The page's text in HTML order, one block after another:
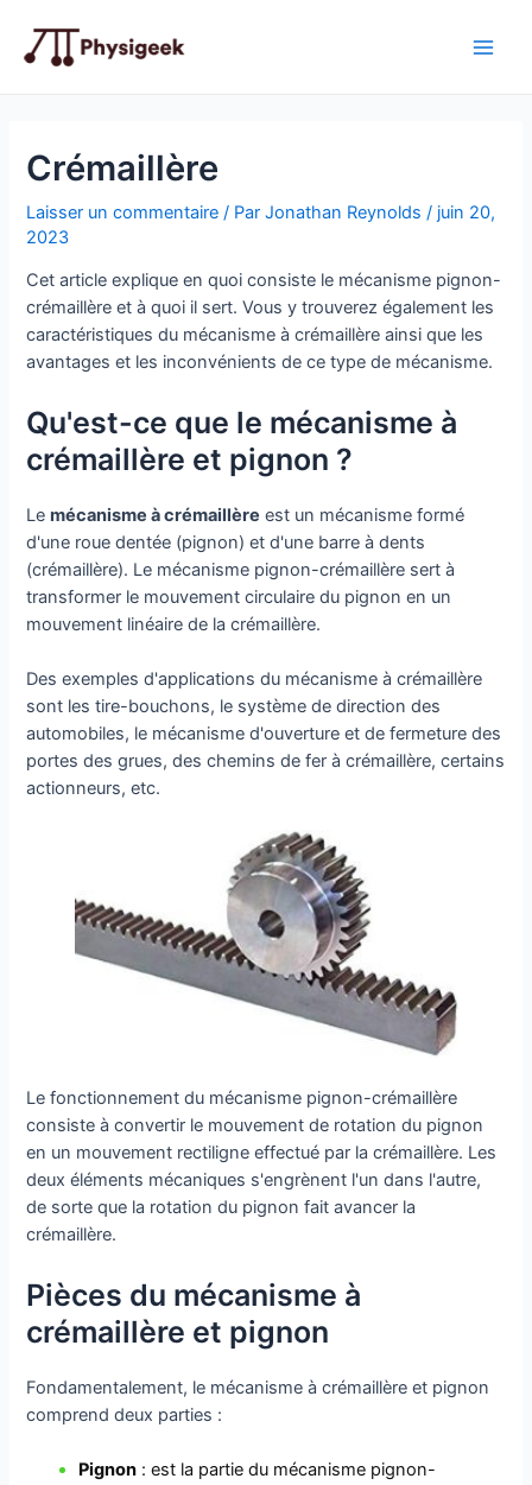
contenu
Crémaillère
Laisser un commentaire / ParJonathan Reynolds/ juin 20,
2023
Cet article explique en quoi consiste le mécanisme pignon-
crémaillère et à quoi il sert. Vous y trouverez également les
caractéristiques du mécanisme à crémaillère ainsi que les
avantages et les inconvénients de ce type de mécanisme.
Qu'est-ce que le mécanisme à
crémaillère et pignon ?
Lemécanisme à crémaillère est un mécanisme formé
d'une roue dentée (pignon) et d'une barre à dents
(crémaillère). Le mécanisme pignon-crémaillère sert à
transformer le mouvement circulaire du pignon en un
mouvement linéaire de la crémaillère.
Des exemples d'applications du mécanisme à crémaillère
sont les tire-bouchons, le système de direction des
automobiles, le mécanisme d'ouverture et de fermeture des
portes des grues, des chemins de fer à crémaillère, certains
actionneurs, etc.
Le fonctionnement du mécanisme pignon-crémaillère
consiste à convertir le mouvement de rotation du pignon
en un mouvement rectiligne effectué par la crémaillère. Les
deux éléments mécaniques s'engrènent l'un dans l'autre,
de sorte que la rotation du pignon fait avancer la
crémaillère.
Pièces du mécanisme à
crémaillère et pignon
Fondamentalement, le mécanisme à crémaillère et pignon
comprend deux parties :
Pignon : est la partie du mécanisme pignon-